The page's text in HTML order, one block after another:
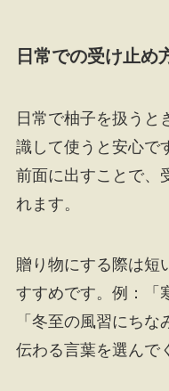
日常での受け止め
日常で柚子を扱うと
識して使うと安心で
前面に出すことで、
れます。
贈り物にする際は短
すすめです。例：「
「冬至の風習にち
伝わる言葉を選んで